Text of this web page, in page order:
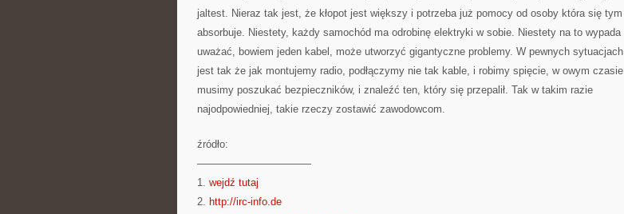
jaltest. Nieraz tak jest, że kłopot jest większy i potrzeba już pomocy od osoby która się tym
absorbuje. Niestety, każdy samochód ma odrobinę elektryki w sobie. Niestety na to wypada
uważać, bowiem jeden kabel, może utworzyć gigantyczne problemy. W pewnych sytuacjach
jest tak że jak montujemy radio, podłączymy nie tak kable, i robimy spięcie, w owym czasie
musimy poszukać bezpieczników, i znaleźć ten, który się przepalił. Tak w takim razie
najodpowiedniej, takie rzeczy zostawić zawodowcom.
źródło:
———————————
1. wejdź tutaj
2. http://irc-info.de